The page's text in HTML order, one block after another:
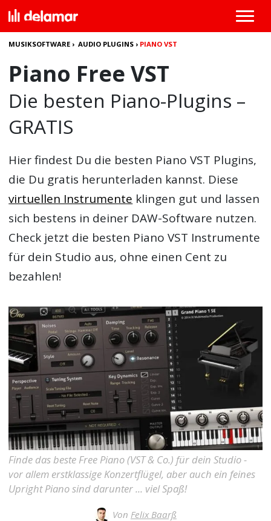
MUSIKSOFTWARE ›AUDIO PLUGINS › PIANO VST
Piano Free VST
Die besten Piano-Plugins –
GRATIS
Hier findest Du die besten Piano VST Plugins,
die Du gratis herunterladen kannst. Diese
virtuellen Instrumente klingen gut und lassen
sich bestens in deiner DAW-Software nutzen.
Check jetzt die besten Piano VST Instrumente
für dein Studio aus, ohne einen Cent zu
bezahlen!
Finde das beste Free Piano (VST & Co.) für dein Studio -
vor allem erstklassige Konzertflügel, aber auch ein feines
Upright Piano sind darunter ... viel Spaß!
Von Felix Baarß